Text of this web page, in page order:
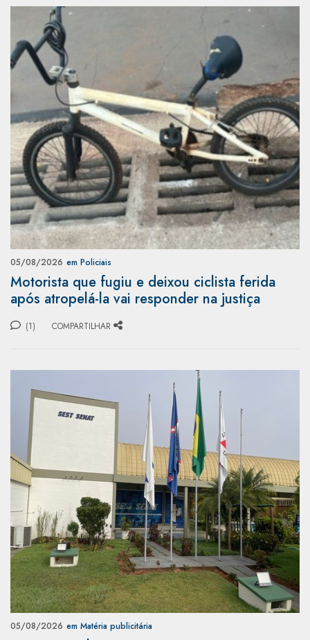
05/08/2026 em Policiais
Motorista que fugiu e deixou ciclista ferida
após atropelá-la vai responder na justiça
(1) COMPARTILHAR
05/08/2026 em Matéria publicitária